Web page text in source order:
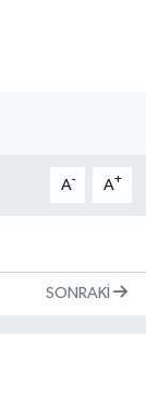
A- A+
SONRAKI